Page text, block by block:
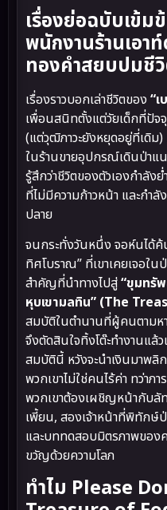
เรื่องย่อฉบับเข้ม
พนักงานร้านเอา
ทองคำสยบปมชี
เรื่องราวบอกเล่าชีวิตของ “เ
เพื่อนสนิทตั้งแต่วัยเด็กที่ปั
(แต่วุฒิภาวะยังหยุดอยู่ที่เดิ
ในร้านขายอุปกรณ์เดินป่าแ
รู้สึกว่าชีวิตของตัวเองกำลั
ที่ไม่มีความก้าวหน้า และก
ปลาย
จนกระทั่งวันหนึ่ง จอห์นได้ค้
ทิศโบราณ” ที่เขาเคยเจอใ
สำคัญที่นำทางไปสู่“ขุมทรั
หุบเขามลทิน” (The
สมบัติในตำนานที่ผู้คนตาม
จึงตัดสินใจทิ้งโต๊ะทำงานแล้
สมบัตินี้ หวังจะนำเงินมาพลิ
พวกเขาไม่ใช่คนไร้ค่า ทว่าภ
พวกเขาต้องเผชิญหน้ากับลั
เพี้ยน, สองเจ้าหน้าที่พิทักษ์
และบททดสอบมิตรภาพของ
ขวัญด้วยความโลภ
ทำไม Please